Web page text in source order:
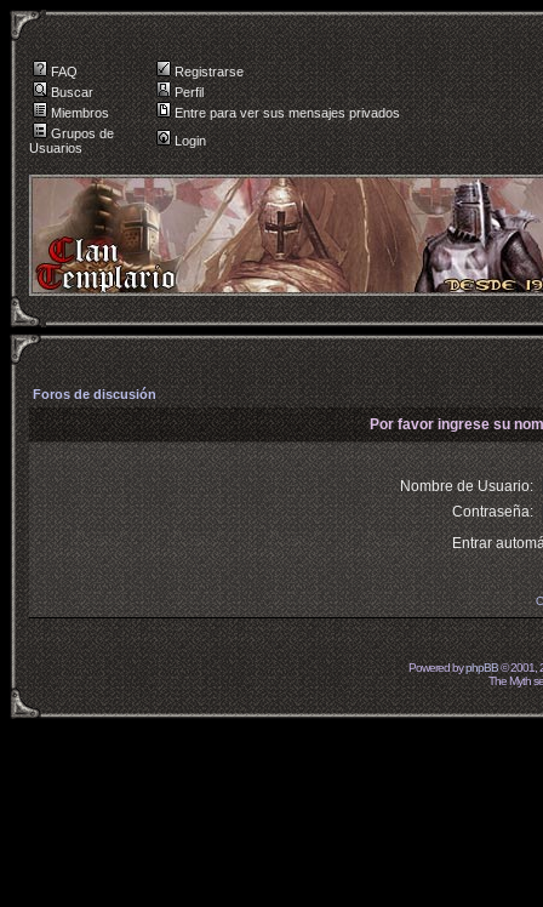
FAQ
Registrarse
Buscar
Perfil
Miembros
Entre para ver sus mensajes privados
Grupos de
Usuarios
Login
Foros de discusión
Por favor ingrese su
Nombre de Usuario:
Contraseña:
Entrar
Powered byphpBB© 2001,
The Myth